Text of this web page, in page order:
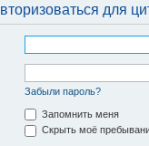
для
Забыли пароль?
Запомнить меня
Скрыть моё